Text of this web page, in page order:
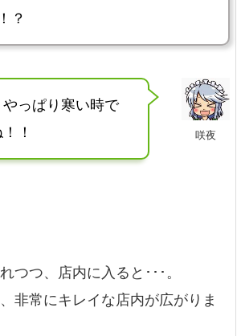
？
咲夜
っぱり寒い時で
！
つつ、店内に入ると･･･。
非常にキレイな店内が広がりま